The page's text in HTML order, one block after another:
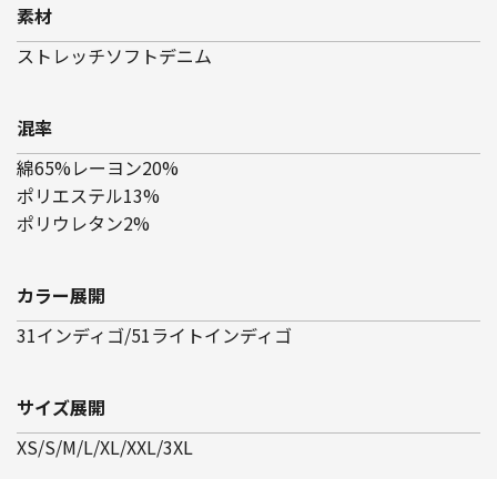
素材
ストレッチソフトデニム
混率
綿65%レーヨン20%
ポリエステル13%
ポリウレタン2%
カラー展開
31インディゴ/51ライトインディゴ
サイズ展開
XS/S/M/L/XL/XXL/3XL